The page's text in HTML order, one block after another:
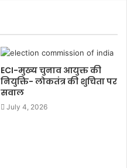
ECI-मुख्य चुनाव आयुक्त की
नियुक्ति- लोकतंत्र की शुचिता पर
सवाल
July 4, 2026